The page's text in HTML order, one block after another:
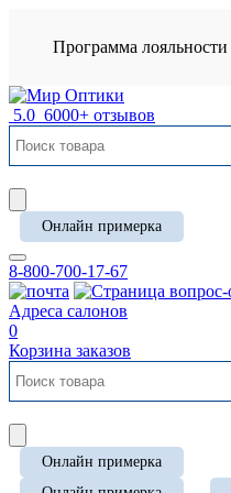
Программа лояльности
5.0 6000+ отзывов
Онлайн примерка
8-800-700-17-67
Адреса салонов
0
Корзина заказов
Онлайн примерка